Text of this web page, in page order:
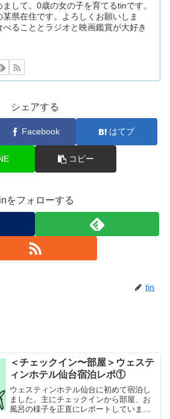
まして。0歳の女の子を育てるtinです。
某県在住です。よろしくお願いしま
べることとラジオと映画鑑賞が大好き
シェアする
Facebook はてブ
コピー
をフォローする
tin
＜チェックイン〜部屋＞ウェステ
ィンホテル仙台宿泊レポ①
ウェスティンホテル仙台に初めて宿泊し
ました。主にチェックインから部屋、お
風呂の様子を正直にレポートしていま